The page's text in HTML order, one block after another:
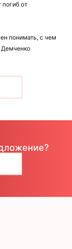
от
понимать, с чем
Демченко